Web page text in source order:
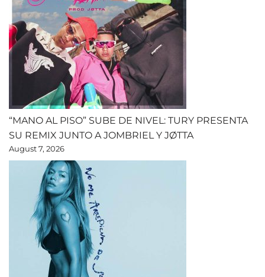
“MANO AL PISO” SUBE DE NIVEL: TURY PRESENTA
SU REMIX JUNTO A JOMBRIEL Y JØTTA
August 7, 2026